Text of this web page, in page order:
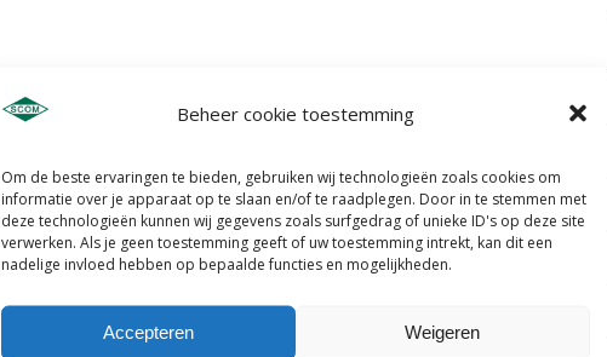
Beheer cookie toestemming
Om de beste ervaringen te bieden, gebruiken wij technologieën zoals cookies om
informatie over je apparaat op te slaan en/of te raadplegen. Door in te stemmen met
deze technologieën kunnen wij gegevens zoals surfgedrag of unieke ID's op deze site
verwerken. Als je geen toestemming geeft of uw toestemming intrekt, kan dit een
nadelige invloed hebben op bepaalde functies en mogelijkheden.
Accepteren Weigeren